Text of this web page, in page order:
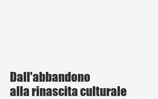
Dall'abbandono
alla rinascita culturale